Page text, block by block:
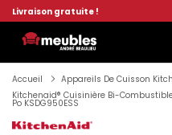
Livraison gratuite !
Accueil Appareils De Cuisson
Kitchenaid® Cuisinière Bi-
Po KSDG950ESS